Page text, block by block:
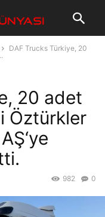
DAF Trucks Türkiye, 20
20 adet
Öztürkler
0
982